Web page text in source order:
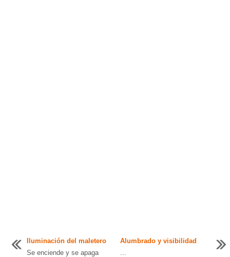
Iluminación del maletero
Se enciende y se apaga
Alumbrado y visibilidad
...